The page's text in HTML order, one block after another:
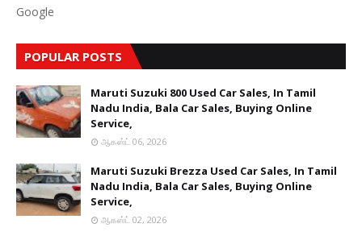
Google
POPULAR POSTS
Maruti Suzuki 800 Used Car Sales, In Tamil
Nadu India, Bala Car Sales, Buying Online
Service,
ஆகஸ்ட் 06, 2026
Maruti Suzuki Brezza Used Car Sales, In Tamil
Nadu India, Bala Car Sales, Buying Online
Service,
ஆகஸ்ட் 02, 2026